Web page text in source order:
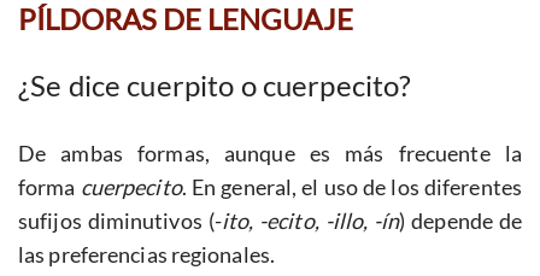
PÍLDORAS DE LENGUAJE
¿Se dice cuerpito o cuerpecito?
De ambas formas, aunque es más frecuente la
forma cuerpecito. En general, el uso de los diferentes
sufijos diminutivos (-ito, -ecito, -illo, -ín) depende de
las preferencias regionales.